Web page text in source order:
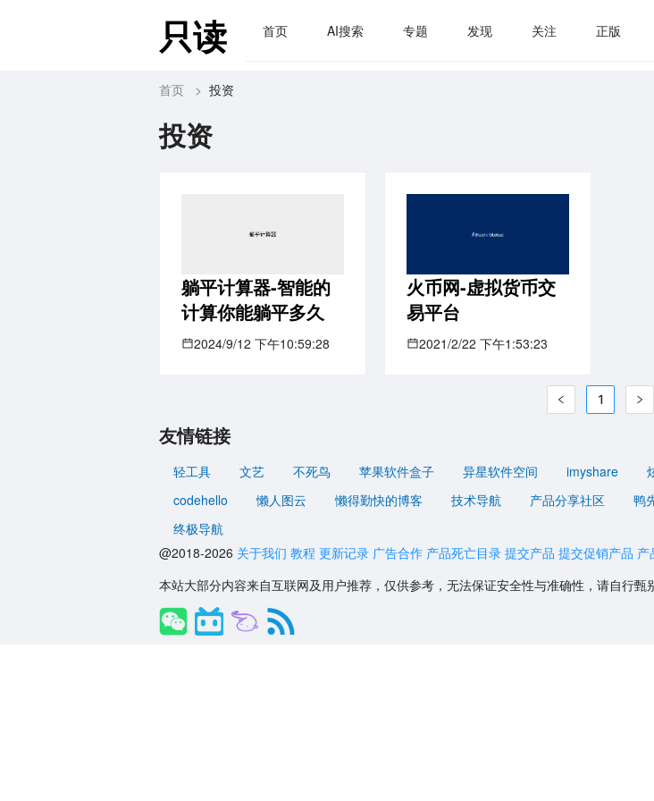
只读 首页 AI搜索 专题 发现 关注 正版
首页 > 投资
投资
躺平计算器-智能的
计算你能躺平多久
2024/9/12 下午10:59:28
火币网-虚拟货币交
易平台
2021/2/22 下午1:53:23
1
友情链接
轻工具 文艺 不死鸟 苹果软件盒子 异星软件空间 imyshare
codehello
懒人图云 懒得勤快的博客 技术导航 产品分享社区 鸭
终极导航
@2018-2026 关于我们 教程 更新记录 广告合作 产品死亡目录 提交产品 提交促销产品 产
本站大部分内容来自互联网及用户推荐，仅供参考，无法保证安全性与准确性，请自行甄